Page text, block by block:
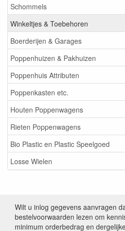
Schommels
Winkeltjes & Toebehoren
Boerderijen & Garages
Poppenhuizen & Pakhuizen
Poppenhuis Attributen
Poppenkasten etc.
Houten Poppenwagens
Rieten Poppenwagens
Bio Plastic en Plastic Speelgoed
Losse Wielen
Wilt u inlog gegevens aanvragen
bestelvoorwaarden lezen om
minimum orderbedrag en